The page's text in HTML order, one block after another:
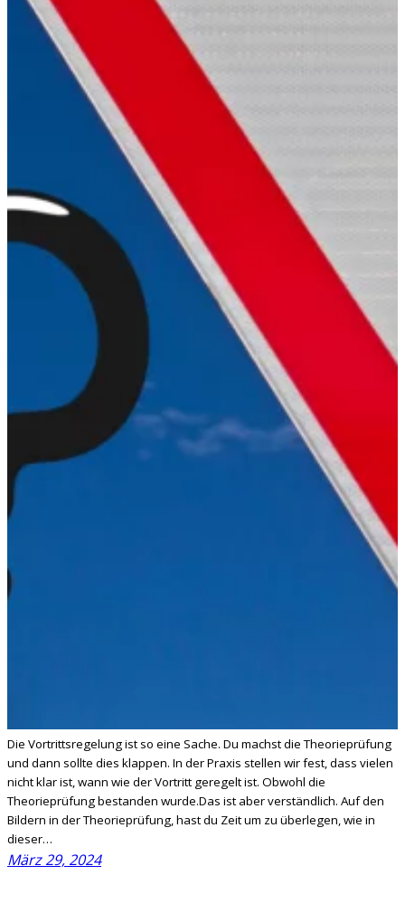
Die Vortrittsregelung ist so eine Sache. Du machst die Theorieprüfung
und dann sollte dies klappen. In der Praxis stellen wir fest, dass vielen
nicht klar ist, wann wie der Vortritt geregelt ist. Obwohl die
Theorieprüfung bestanden wurde.Das ist aber verständlich. Auf den
Bildern in der Theorieprüfung, hast du Zeit um zu überlegen, wie in
dieser…
März 29, 2024